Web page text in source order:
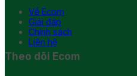
Về Ecom
Giải đáp
Chính sách
Liên hệ
Theo dõi Ecom